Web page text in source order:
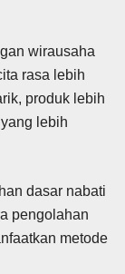
wirausaha
rasa lebih
produk lebih
lebih
dasar nabati
pengolahan
metode